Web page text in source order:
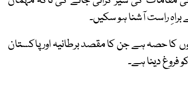
راست آشنا ہو سکیں۔
کا حصہ ہے جن کا مقصد برطانیہ اور پاکستان
فروغ دینا ہے۔